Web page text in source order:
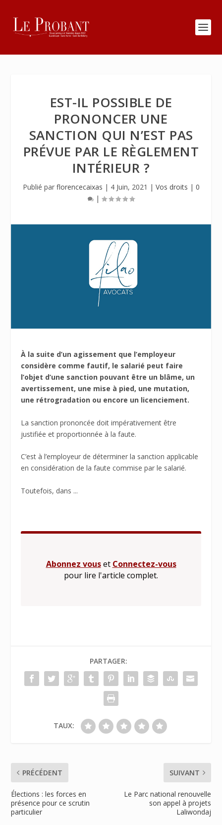
EST-IL POSSIBLE DE
PRONONCER UNE
SANCTION QUI N’EST PAS
PRÉVUE PAR LE RÈGLEMENT
INTÉRIEUR ?
Publié par florencecaixas | 4 Juin, 2021 | Vos droits | 0
|
À la suite d’un agissement que l’employeur
considère comme fautif, le salarié peut faire
l’objet d’une sanction pouvant être un blâme, un
avertissement, une mise à pied, une mutation,
une rétrogradation ou encore un licenciement.
La sanction prononcée doit impérativement être
justifiée et proportionnée à la faute.
C’est à l’employeur de déterminer la sanction applicable
en considération de la faute commise par le salarié.
Toutefois, dans ...
Abonnez vouset Connectez-vous
pour lire l'article complet.
PARTAGER:
TAUX:
PRÉCÉDENT
Élections : les forces en
présence pour ce scrutin
particulier
SUIVANT
Le Parc national renouvelle
son appel à projets
Laliwondaj